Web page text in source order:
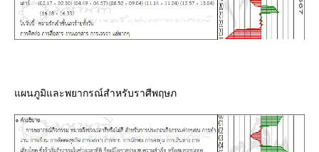
ผนภูมิและพยากรณ์สำหรับราศีพฤษภ